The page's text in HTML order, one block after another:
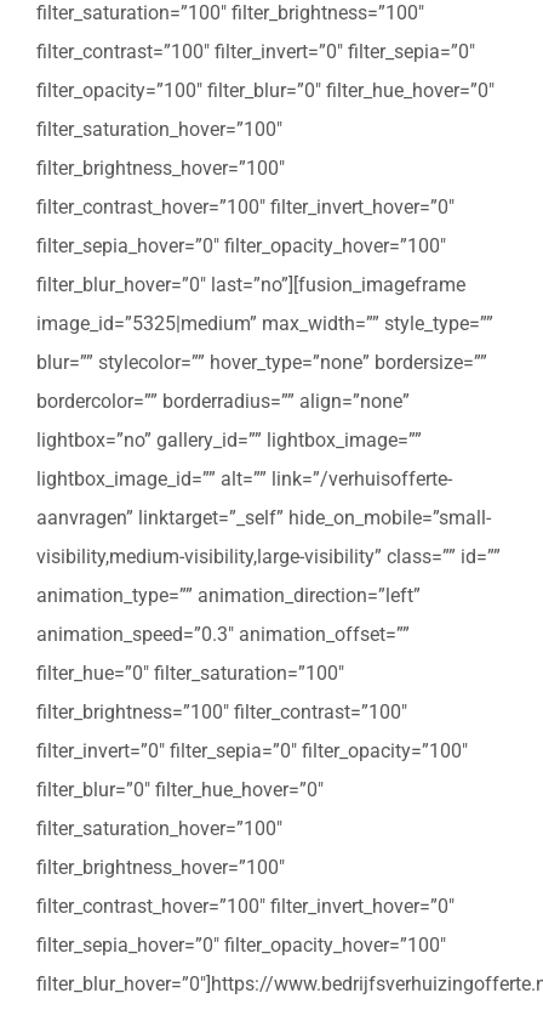
filter_saturation=”100″ filter_brightness=”100″
filter_contrast=”100″ filter_invert=”0″ filter_sepia=”0″
filter_opacity=”100″ filter_blur=”0″ filter_hue_hover=”0″
filter_saturation_hover=”100″
filter_brightness_hover=”100″
filter_contrast_hover=”100″ filter_invert_hover=”0″
filter_sepia_hover=”0″ filter_opacity_hover=”100″
filter_blur_hover=”0″ last=”no”][fusion_imageframe
image_id=”5325|medium” max_width=”” style_type=””
blur=”” stylecolor=”” hover_type=”none” bordersize=””
bordercolor=”” borderradius=”” align=”none”
lightbox=”no” gallery_id=”” lightbox_image=””
lightbox_image_id=”” alt=”” link=”/verhuisofferte-
aanvragen” linktarget=”_self” hide_on_mobile=”small-
visibility,medium-visibility,large-visibility” class=”” id=””
animation_type=”” animation_direction=”left”
animation_speed=”0.3″ animation_offset=””
filter_hue=”0″ filter_saturation=”100″
filter_brightness=”100″ filter_contrast=”100″
filter_invert=”0″ filter_sepia=”0″ filter_opacity=”100″
filter_blur=”0″ filter_hue_hover=”0″
filter_saturation_hover=”100″
filter_brightness_hover=”100″
filter_contrast_hover=”100″ filter_invert_hover=”0″
filter_sepia_hover=”0″ filter_opacity_hover=”100″
filter_blur_hover=”0″]https://